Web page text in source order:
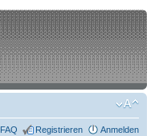
FAQ Registrieren Anmelden